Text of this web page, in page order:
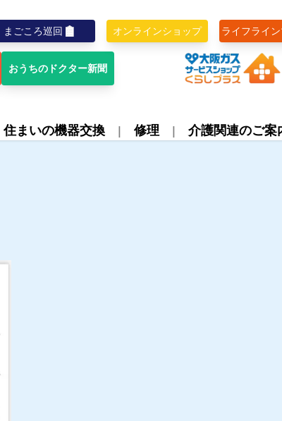
まごころ巡回 オンラインショップ ライフライ
おうちのドクター新聞
株式会社ライフラ
住まいの機器交換 修理 介護関連のご案